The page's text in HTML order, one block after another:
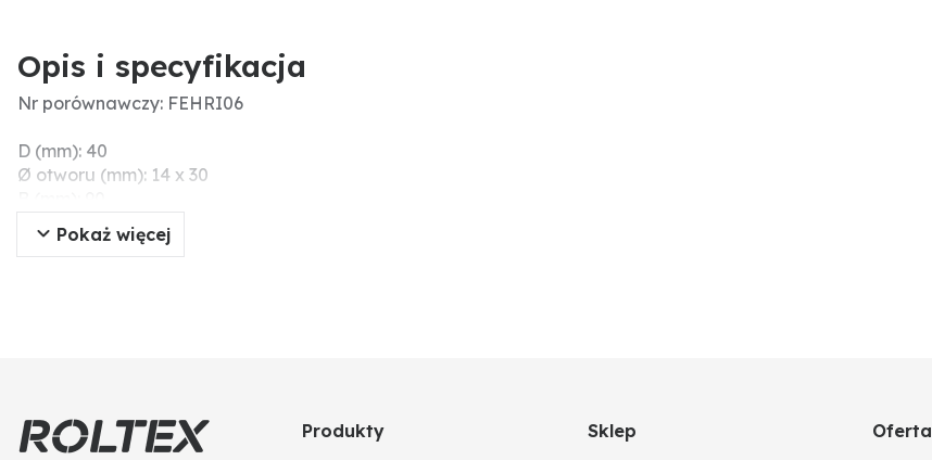
Opis i specyfikacja
Nr porównawczy: FEHRI06
D (mm): 40
Ø otworu (mm): 14 x 30
A (mm): 43
Szerokość (mm): 40
Pokaż więcej
Produkty Sklep Oferta